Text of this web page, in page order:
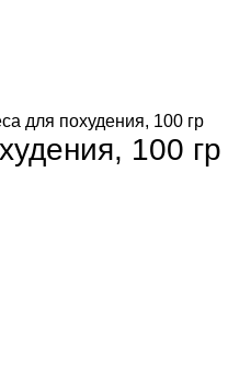
для похудения, 100 гр
100 гр